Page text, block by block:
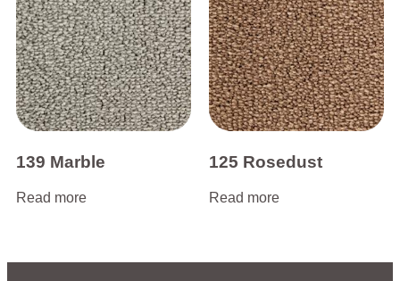
139 Marble
Read more
125 Rosedust
Read more